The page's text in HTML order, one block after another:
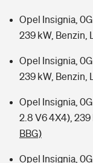
Opel Insignia,
239 kW, Benzin,
Opel Insignia,
239 kW, Benzin,
Opel Insignia,
2.8 V6 4X4), 239
BBG)
Opel Insignia,